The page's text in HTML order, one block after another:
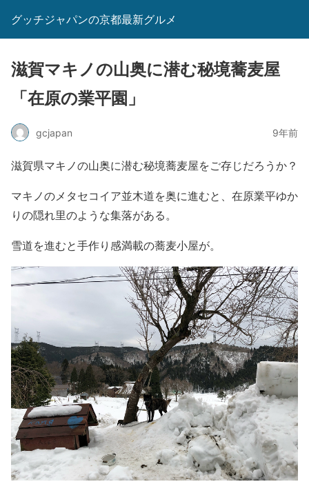
グッチジャパンの京都最新グルメ
滋賀マキノの山奥に潜む秘境蕎麦屋
「在原の業平園」
gcjapan 9年前
滋賀県マキノの山奥に潜む秘境蕎麦屋をご存じだろうか？
マキノのメタセコイア並木道を奥に進むと、在原業平ゆか
りの隠れ里のような集落がある。
雪道を進むと手作り感満載の蕎麦小屋が。